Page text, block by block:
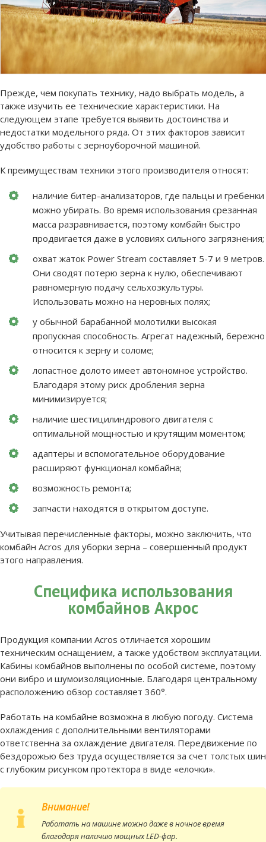
Прежде, чем покупать технику, надо выбрать модель, а
также изучить ее технические характеристики. На
следующем этапе требуется выявить достоинства и
недостатки модельного ряда. От этих факторов зависит
удобство работы с зерноуборочной машиной.
К преимуществам техники этого производителя относят:
наличие битер-анализаторов, где пальцы и гребенки
можно убирать. Во время использования срезанная
масса разравнивается, поэтому комбайн быстро
продвигается даже в условиях сильного загрязнения;
охват жаток Power Stream составляет 5-7 и 9 метров.
Они сводят потерю зерна к нулю, обеспечивают
равномерную подачу сельхозкультуры.
Использовать можно на неровных полях;
у обычной барабанной молотилки высокая
пропускная способность. Агрегат надежный, бережно
относится к зерну и соломе;
лопастное долото имеет автономное устройство.
Благодаря этому риск дробления зерна
минимизируется;
наличие шестицилиндрового двигателя с
оптимальной мощностью и крутящим моментом;
адаптеры и вспомогательное оборудование
расширяют функционал комбайна;
возможность ремонта;
запчасти находятся в открытом доступе.
Учитывая перечисленные факторы, можно заключить, что
комбайн Acros для уборки зерна – совершенный продукт
этого направления.
Специфика использования
комбайнов Акрос
Продукция компании Acros отличается хорошим
техническим оснащением, а также удобством эксплуатации.
Кабины комбайнов выполнены по особой системе, поэтому
они вибро и шумоизоляционные. Благодаря центральному
расположению обзор составляет 360°.
Работать на комбайне возможна в любую погоду. Система
охлаждения с дополнительными вентиляторами
ответственна за охлаждение двигателя. Передвижение по
бездорожью без труда осуществляется за счет толстых шин
с глубоким рисунком протектора в виде «елочки».
Внимание!
Работать на машине можно даже в ночное время
благодаря наличию мощных LED-фар.